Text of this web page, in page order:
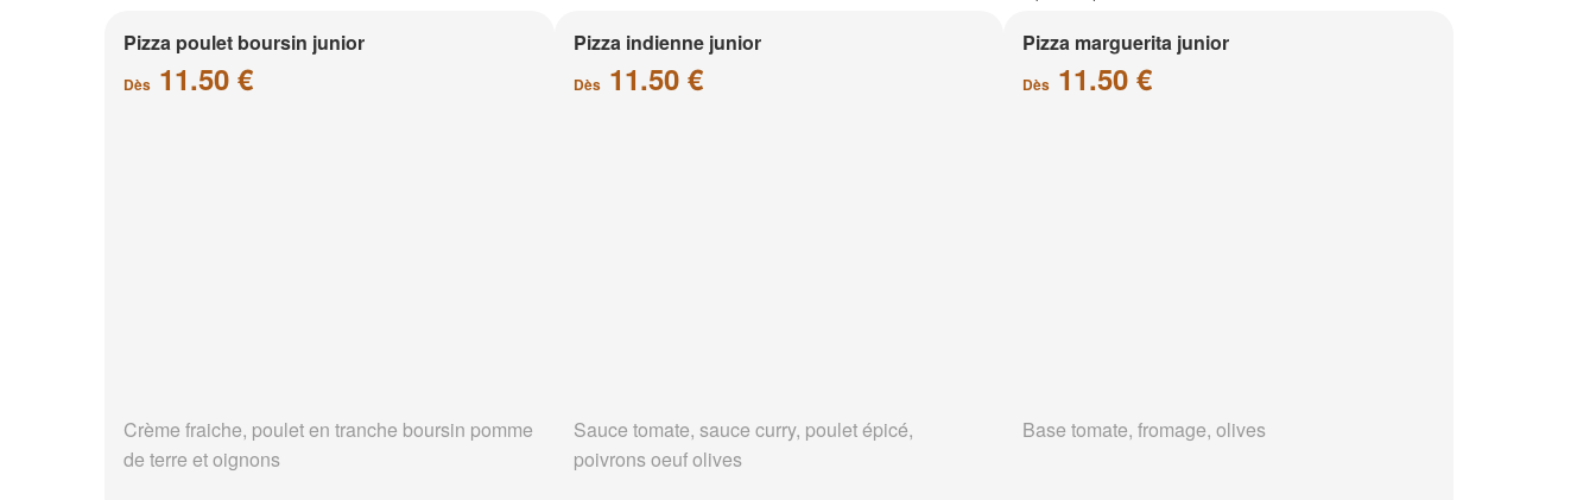
Pizza poulet boursin junior
Dès 11.50 €
Crème fraiche, poulet en tranche boursin pomme
de terre et oignons
Pizza indienne junior
Dès11.50 €
Sauce tomate, sauce curry, poulet épicé,
poivrons oeuf olives
Pizza marguerita junior
Dès 11.50 €
Base tomate, fromage, olives